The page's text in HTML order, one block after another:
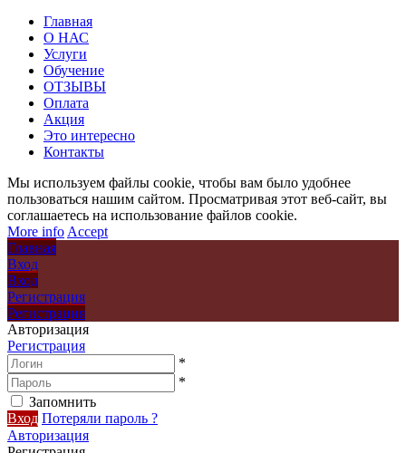
Главная
О НАС
Услуги
Обучение
ОТЗЫВЫ
Оплата
Акция
Это интересно
Контакты
Мы используем файлы cookie, чтобы вам было удобнее
пользоваться нашим сайтом. Просматривая этот веб-сайт, вы
соглашаетесь на использование файлов cookie.
More info Accept
Главная
Вход
Вход
Регистрация
Регистрация
Авторизация
Регистрация
*
*
Запомнить
Вход Потеряли пароль ?
Авторизация